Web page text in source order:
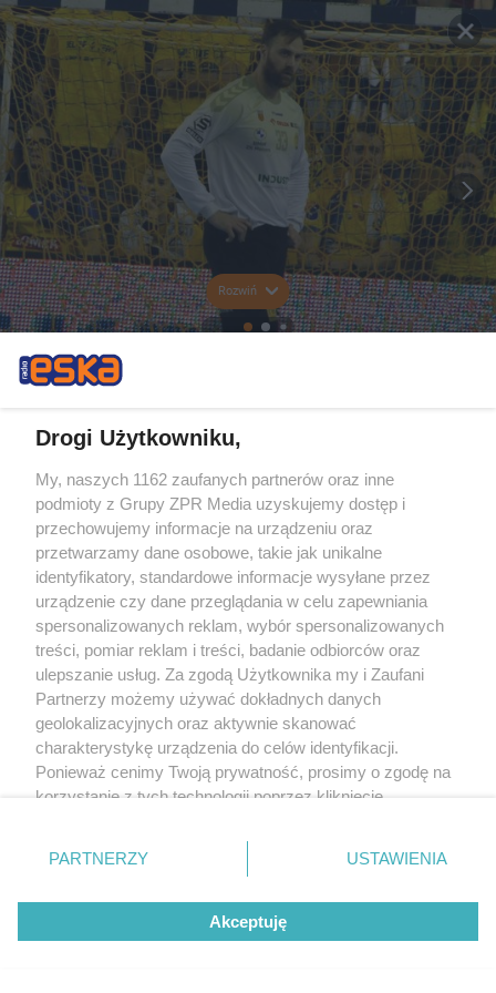
Rozwiń
Drogi Użytkowniku,
My, naszych 1162 zaufanych partnerów oraz inne
podmioty z Grupy ZPR Media uzyskujemy dostęp i
przechowujemy informacje na urządzeniu oraz
przetwarzamy dane osobowe, takie jak unikalne
identyfikatory, standardowe informacje wysyłane przez
urządzenie czy dane przeglądania w celu zapewniania
spersonalizowanych reklam, wybór spersonalizowanych
treści, pomiar reklam i treści, badanie odbiorców oraz
ulepszanie usług. Za zgodą Użytkownika my i Zaufani
Partnerzy możemy używać dokładnych danych
geolokalizacyjnych oraz aktywnie skanować
charakterystykę urządzenia do celów identyfikacji.
Ponieważ cenimy Twoją prywatność, prosimy o zgodę na
korzystanie z tych technologii poprzez kliknięcie
zmienić/wycofać klikając przycisk ustawień prywatności
znajdujący się w lewym dolnym rogu strony
rodzaje przetwarzania danych nie wymagają zgody
użytkownika, ale masz prawo sprzeciwić się takiemu
przetwarzaniu. Preferencje będą miały zastosowanie tylko
PARTNERZY USTAWIENIA
Akceptuję